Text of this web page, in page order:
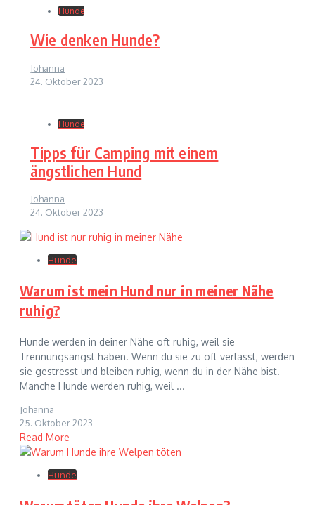
Hunde
Wie denken Hunde?
Johanna
24. Oktober 2023
Hunde
Tipps für Camping mit einem
ängstlichen Hund
Johanna
24. Oktober 2023
Hunde
Warum ist mein Hund nur in meiner Nähe
ruhig?
Hunde werden in deiner Nähe oft ruhig, weil sie
Trennungsangst haben. Wenn du sie zu oft verlässt, werden
sie gestresst und bleiben ruhig, wenn du in der Nähe bist.
Manche Hunde werden ruhig, weil ...
Johanna
25. Oktober 2023
Read More
Hunde